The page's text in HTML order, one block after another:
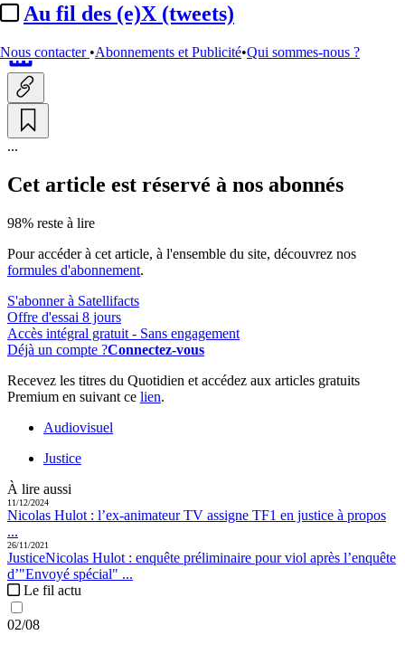
Au fil des (e)X (tweets)
Nous contacter •Abonnements et Publicité•Qui sommes-nous ?
ParYD
...
Cet article est réservé à nos abonnés
98% reste à lire
Pour accéder à cet article, à l'ensemble du site, découvrez nos
formules d'abonnement.
S'abonner à Satellifacts
Offre d'essai 8 jours
Accès intégral gratuit - Sans engagement
Déjà un compte ?Connectez-vous
Recevez les titres du Quotidien et accédez aux articles gratuits
Premium en suivant ce lien.
Audiovisuel
Justice
À lire aussi
11/12/2024
Nicolas Hulot : l’ex-animateur TV assigne TF1 en justice à propos
...
26/11/2021
JusticeNicolas Hulot : enquête préliminaire pour viol après l’enquête
d’"Envoyé spécial" ...
Le fil actu
02/08